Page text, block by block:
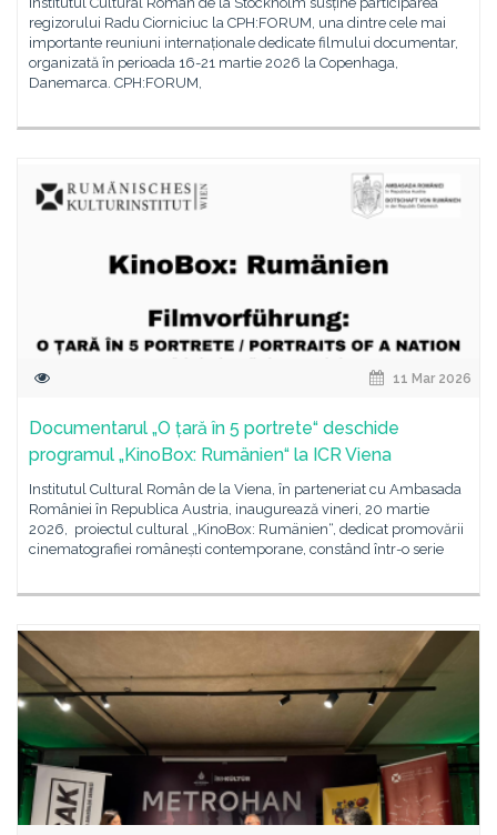
regizorului Radu Ciorniciuc la CPH:FORUM, una dintre cele mai
importante reuniuni internaționale dedicate filmului documentar,
organizată în perioada 16-21 martie 2026 la Copenhaga,
Danemarca. CPH:FORUM,
11 Mar 2026
Documentarul „O țară în 5 portrete“ deschide
programul „KinoBox: Rumänien“ la ICR Viena
Institutul Cultural Român de la Viena, în parteneriat cu Ambasada
României în Republica Austria, inaugurează vineri, 20 martie
2026, proiectul cultural „KinoBox: Rumänien“, dedicat promovării
cinematografiei românești contemporane, constând într-o serie